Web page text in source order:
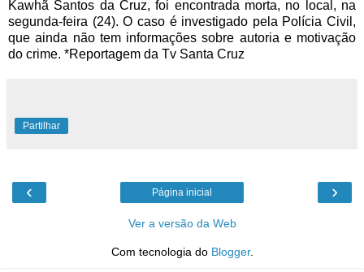
Kawhã Santos da Cruz, foi encontrada morta, no local, na
segunda-feira (24). O caso é investigado pela Polícia Civil,
que ainda não tem informações sobre autoria e motivação
do crime. *Reportagem da Tv Santa Cruz
Partilhar
‹ ›
Página inicial
Ver a versão da Web
Com tecnologia do Blogger.